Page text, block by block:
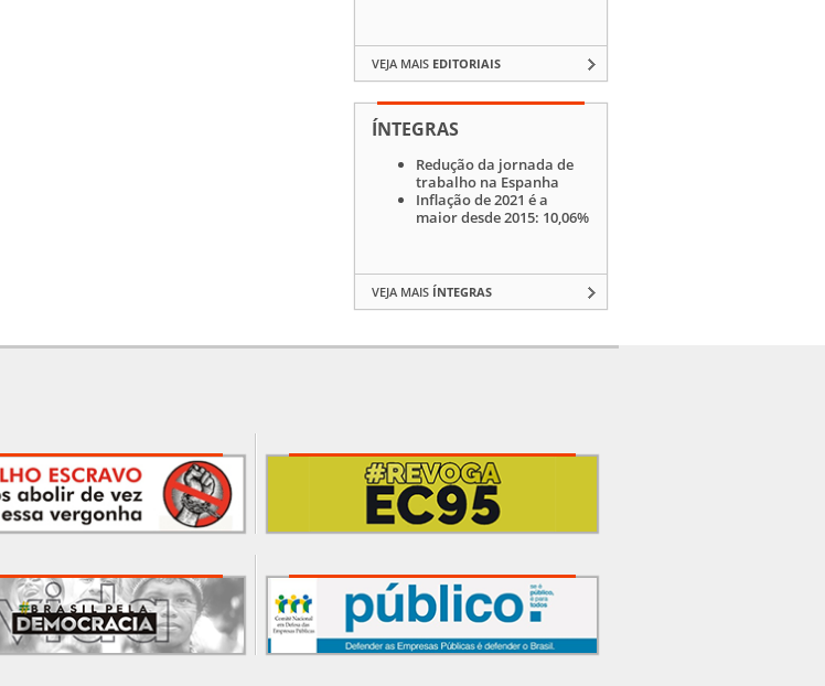
VEJA MAIS EDITORIAIS
ÍNTEGRAS
Redução da jornada de
trabalho na Espanha
Inflação de 2021 é a
maior desde 2015: 10,06%
VEJA MAIS ÍNTEGRAS